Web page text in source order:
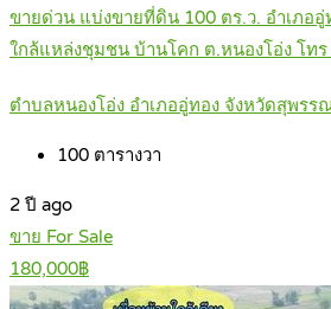
ขายด่วน แบ่งขายที่ดิน 100 ตร.ว. อำเภอ
ใกล้แหล่งชุมชน บ้านโคก ต.หนองโอ่ง โท
ตำบลหนองโอ่ง อำเภออู่ทอง จังหวัดสุพรร
100 ตารางวา
2 ปี ago
ขาย For Sale
180,000฿